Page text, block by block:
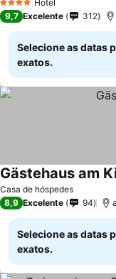
4 EstrelasHotel
9,7 Excelente 312
Selecione as datas
exatos.
Casa de hóspedes
Gästehaus am
8,9 Excelente 94
Selecione as datas
exatos.